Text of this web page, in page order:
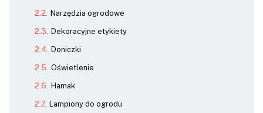
Narzędzia ogrodowe
Dekoracyjne etykiety
Doniczki
Oświetlenie
Hamak
Lampiony do ogrodu